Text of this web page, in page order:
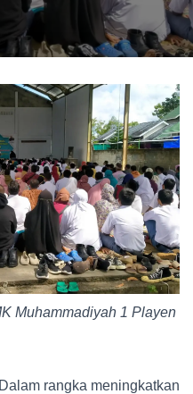
T
O
Muhammadiyah 1 Playen
rangka meningkatkan